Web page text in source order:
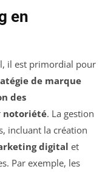
en
il est primordial pour
de marque
des
notoriété. La gestion
incluant la création
digital et
Par exemple, les